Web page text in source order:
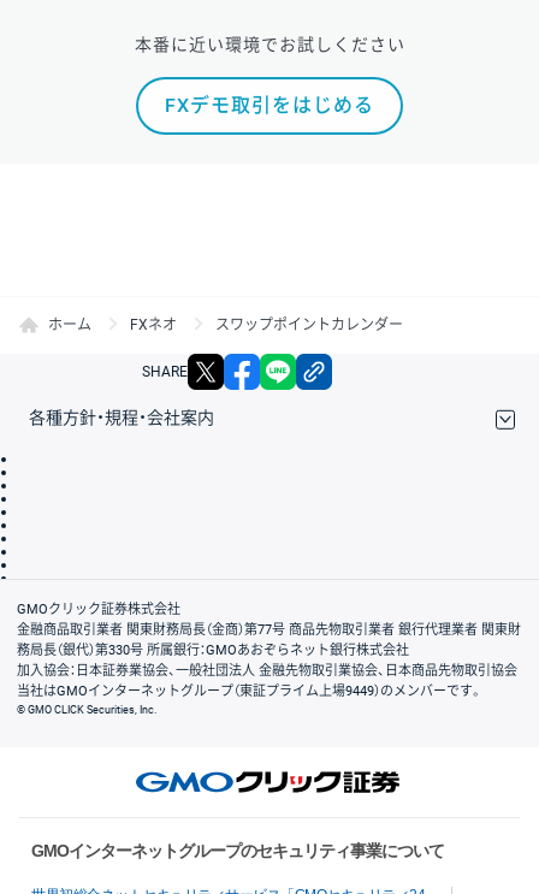
本番に近い環境でお試しください
FXデモ取引をはじめる
ホーム FXネオ スワップポイントカレンダー
SHARE X facebook
各種方針・規程・会社案内
会社案内
GMOクリック証券株式会社
金融商品取引業者 関東財務局長（金商）第77号 商品先物取引業者 銀行代理業者 関東財
務局長（銀代）第330号 所属銀行：GMOあおぞらネット銀行株式会社
加入協会：日本証券業協会、一般社団法人 金融先物取引業協会、日本商品先物取引協会
当社はGMOインターネットグループ（東証プライム上場9449）のメンバーです。
© GMO CLICK Securities, Inc.
GMOインターネットグループのセキュリティ事業について